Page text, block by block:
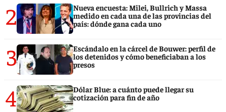
2
Nueva encuesta: Milei, Bullrich y Massa
medido en cada una de las provincias del
país: dónde gana cada uno
3
Escándalo en la cárcel de Bouwer: perfil de
los detenidos y cómo beneficiaban a los
presos
4
Dólar Blue: a cuánto puede llegar su
cotización para fin de año